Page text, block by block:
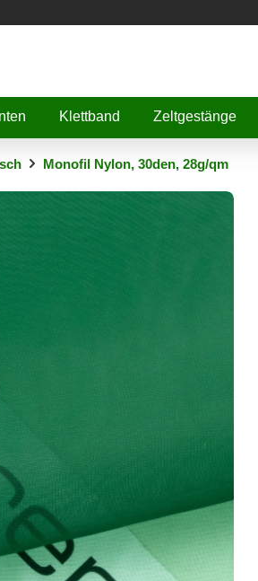
Klettband Zeltgestänge
Monofil Nylon, 30den, 28g/qm